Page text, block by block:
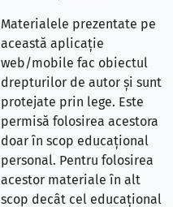
Materialele prezentate pe
această aplicație
web/mobile fac obiectul
drepturilor de autor și sunt
protejate prin lege. Este
permisă folosirea acestora
doar în scop educațional
personal. Pentru folosirea
acestor materiale în alt
scop decât cel educațional